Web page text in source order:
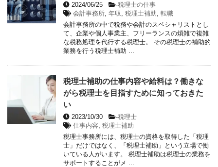
2024/06/25 -税理士の仕事
会計事務所 年収 税理士補助 転職
会計事務所の中で税務や会計のスペシャリストとし
て、企業や個人事業主、フリーランスの煩雑で複雑
な税務処理を代行する税理士。 その税理士の補助的
業務を行う税理士補助 ...
税理士補助の仕事内容や給料は？働きな
がら税理士を目指すために知っておきた
い
2023/10/30 -税理士
仕事内容 税理士補助
税理士事務所には、税理士の資格を取得した「税理
士」だけではなく、「税理士補助」という立場で働
いている人がいます。 税理士補助は税理士の業務を
サポートすることがメ ...